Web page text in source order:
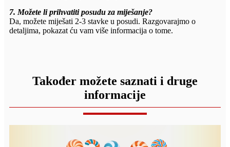
7. Možete li prihvatiti posudu za miješanje?
Da, možete miješati 2-3 stavke u posudi. Razgovarajmo o
detaljima, pokazat ću vam više informacija o tome.
Također možete saznati i druge
informacije